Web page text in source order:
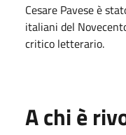
Cesare Pavese è
italiani del
critico letterario.
A chi è